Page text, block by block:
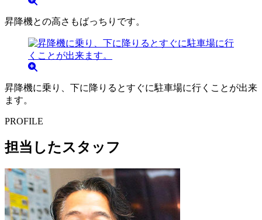
昇降機との高さもばっちりです。
昇降機に乗り、下に降りるとすぐに駐車場に行くことが出来
ます。
PROFILE
担当したスタッフ